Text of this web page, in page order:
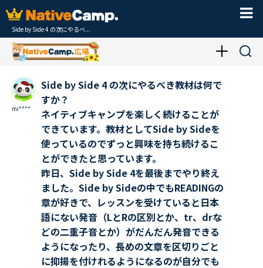
Side by Side 4 の次にやるべ...
mi****
Side by Side 4 の次にやるべき教材は何で
すか？
ネイティブキャンプを楽しく続けることが
できています。教材としてSide by Sideを
使っているのでずっと興味を持ち続けるこ
とができたと思っています。
昨日、Side by Side 4を最後までやり終え
ました。Side by Sideの中でもREADINGの
章が好きで、レッスンを受けていると日本
語にない発音（LとRの区別とか、tr、drな
どの二重子音とか）がだんだん発音できる
ようになったり、長めの文章を区切りごと
に抑揚を付けれるようになるのが自分でも